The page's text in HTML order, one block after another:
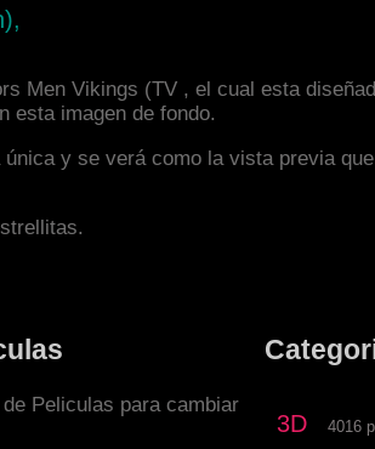
Men Vikings (TV , el cual esta
esta imagen de fondo.
y se verá como la vista previa
Peliculas para cambiar
3D 4016